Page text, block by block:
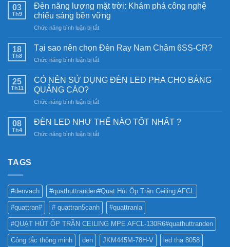
03
Th9
Đèn năng lượng mặt trời: Khám phá công nghệ
chiếu sáng bền vững
Chức năng bình luận bị tắtở
năng
mặt
Khám
nghệ
sáng
18
Th8
Tại sao nên chọn Đèn Ray Nam Châm 6SS-CR?
Chức năng bình luận bị tắtở
sao
Đèn
Nam
6SS-
25
Th11
CÓ NÊN SỬ DỤNG ĐÈN LED PHA CHO BẢNG
QUẢNG CÁO?
Chức năng bình luận bị tắtở
NÊN
DỤNG
QUẢNG
CÁO?
08
Th4
ĐÈN LED NHƯ THẾ NÀO TỐT NHẤT ?
Chức năng bình luận bị tắtở
TỐT
NHẤT
?
TAGS
#denvach #quathuttranden#Quạt Hút Ốp Trần Ceiling AFCL
#quattran# # quattran5canh #quattranla
#QUẠT HÚT ỐP TRẦN CEILING MPE AFCL-130R6#quathuttranden
Công tắc thông minh den JKM445M-78H-V led tha 8058